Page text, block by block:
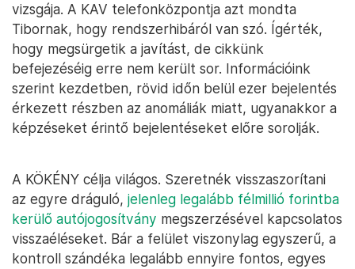
vizsgája. A KAV telefonközpontja azt mondta
Tibornak, hogy rendszerhibáról van szó. Ígérték,
hogy megsürgetik a javítást, de cikkünk
befejezéséig erre nem került sor. Információink
szerint kezdetben, rövid időn belül ezer bejelentés
érkezett részben az anomáliák miatt, ugyanakkor a
képzéseket érintő bejelentéseket előre sorolják.
A KÖKÉNY célja világos. Szeretnék visszaszorítani
az egyre dráguló, jelenleg legalább félmillió forintba
kerülő autójogosítvány megszerzésével kapcsolatos
visszaéléseket. Bár a felület viszonylag egyszerű, a
kontroll szándéka legalább ennyire fontos, egyes